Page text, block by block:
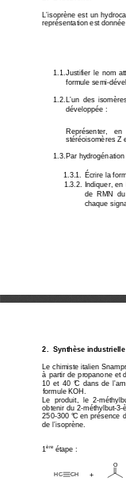
L’isoprène  est  un
représentation est donnée
1.1. Justifier  le  nom
formule semi-
1.2. L’un  des
développée :
Représenter,   en
stéréoisomères Z
1.3. Par
1.3.1.  Écrire la
1.3.2.  Indiquer,  en
de  RMN
chaque
2.  Synthèse industrielle
Le chimiste italien
à partir de propanone et
10  et  40  °C  dans  de
formule KOH.
Le  produit,  le  2-
obtenir du 2-méthylbut-
250-300 °C en présence
de l’isoprène.
1ère étape :
CH
     +
O